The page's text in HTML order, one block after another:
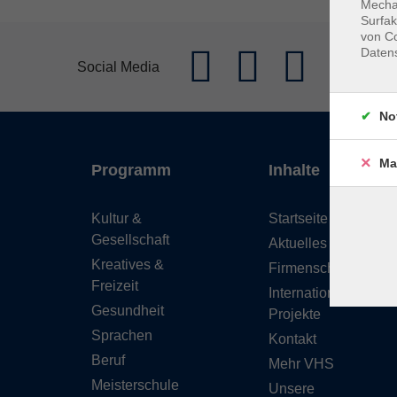
Social Media
Programm
Kultur &
Gesellschaft
Kreatives &
Freizeit
Gesundheit
Sprachen
Beruf
Meisterschule
Inhalte
Startseite
Aktuelles
Firmenschulungen
Internationale
Projekte
Kontakt
Mehr VHS
Unsere
von